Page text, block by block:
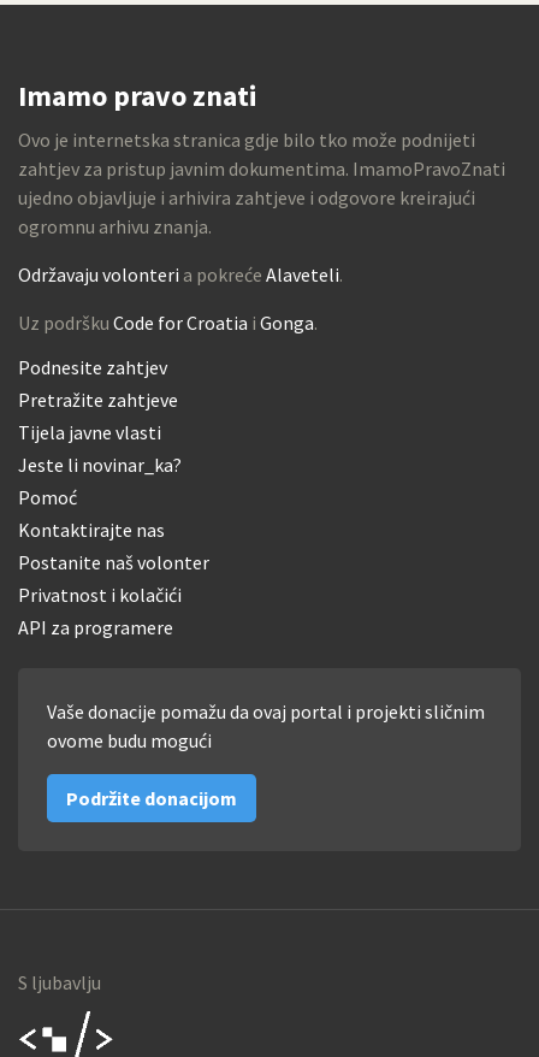
Imamo pravo znati
Ovo je internetska stranica gdje bilo tko može podnijeti
zahtjev za pristup javnim dokumentima. ImamoPravoZnati
ujedno objavljuje i arhivira zahtjeve i odgovore kreirajući
ogromnu arhivu znanja.
Održavaju volonteri a pokreće Alaveteli.
Uz podršku Code for Croatia i Gonga.
Podnesite zahtjev
Pretražite zahtjeve
Tijela javne vlasti
Jeste li novinar_ka?
Pomoć
Kontaktirajte nas
Postanite naš volonter
Privatnost i kolačići
API za programere
Vaše donacije pomažu da ovaj portal i projekti sličnim
ovome budu mogući
Podržite donacijom
S ljubavlju